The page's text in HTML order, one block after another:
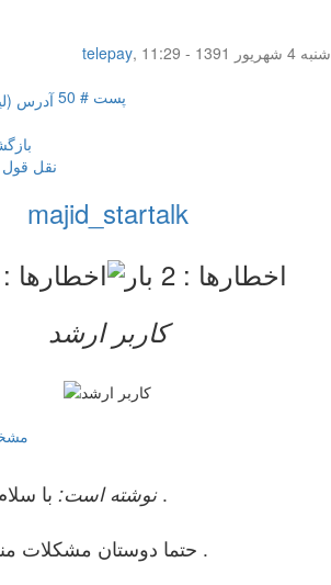
telepay,
شنبه 4 شهریور 1391 - 11:29
پست # 50
نقل قول
majid_startalk
کاربر ارشد
telepay نوشته است:با سلام .
حتما دوستان مشکلات منو میدونن .